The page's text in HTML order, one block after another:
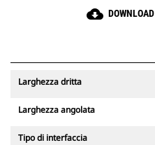
cloud_download DOWNLOAD
Larghezza dritta
Larghezza angolata
Tipo di interfaccia